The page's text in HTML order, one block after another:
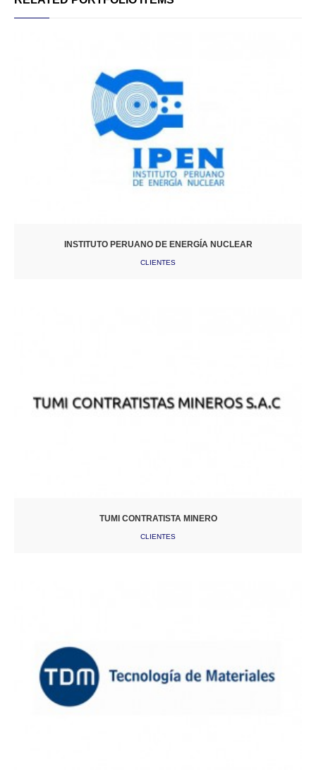
INSTITUTO PERUANO DE ENERGÍA NUCLEAR
CLIENTES
TUMI CONTRATISTA MINERO
CLIENTES